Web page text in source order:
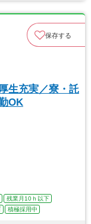
保存する
生充実／寮・託
OK
残業月10ｈ以下
積極採用中